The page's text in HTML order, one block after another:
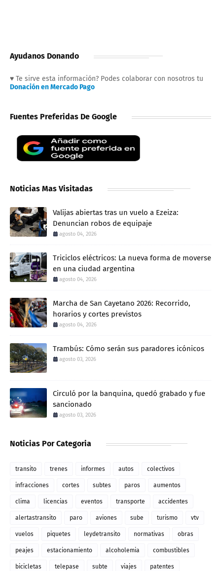
Ayudanos Donando
♥ Te sirve esta información? Podes colaborar con nosotros tu
Donación en Mercado Pago
Fuentes Preferidas De Google
Noticias Mas Visitadas
Valijas abiertas tras un vuelo a Ezeiza:
Denuncian robos de equipaje
agosto 04, 2026
Triciclos eléctricos: La nueva forma de moverse
en una ciudad argentina
agosto 04, 2026
Marcha de San Cayetano 2026: Recorrido,
horarios y cortes previstos
agosto 04, 2026
Trambús: Cómo serán sus paradores icónicos
agosto 03, 2026
Circuló por la banquina, quedó grabado y fue
sancionado
agosto 03, 2026
Noticias Por Categoria
transito trenes informes autos colectivos
infracciones cortes subtes paros aumentos
clima licencias eventos transporte accidentes
alertastransito paro aviones sube turismo vtv
vuelos piquetes leydetransito normativas obras
peajes estacionamiento alcoholemia combustibles
bicicletas telepase subte viajes patentes